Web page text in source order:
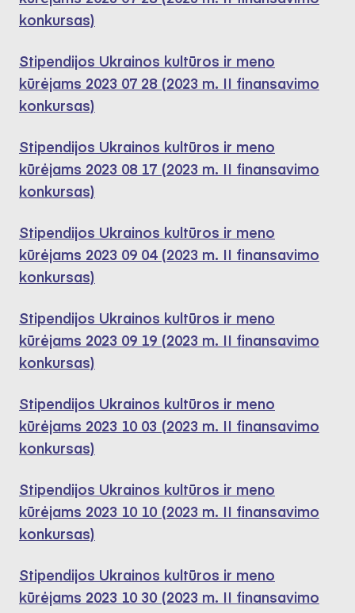
konkursas)
Stipendijos Ukrainos kultūros ir meno
kūrėjams 2023 07 28 (2023 m. II finansavimo
konkursas)
Stipendijos Ukrainos kultūros ir meno
kūrėjams 2023 08 17 (2023 m. II finansavimo
konkursas)
Stipendijos Ukrainos kultūros ir meno
kūrėjams 2023 09 04 (2023 m. II finansavimo
konkursas)
Stipendijos Ukrainos kultūros ir meno
kūrėjams 2023 09 19 (2023 m. II finansavimo
konkursas)
Stipendijos Ukrainos kultūros ir meno
kūrėjams 2023 10 03 (2023 m. II finansavimo
konkursas)
Stipendijos Ukrainos kultūros ir meno
kūrėjams 2023 10 10 (2023 m. II finansavimo
konkursas)
Stipendijos Ukrainos kultūros ir meno
kūrėjams 2023 10 30 (2023 m. II finansavimo